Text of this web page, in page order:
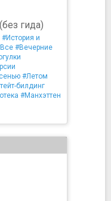
гида)
#История и
#Вечерние
#Летом
билдинг
#Манхэттен